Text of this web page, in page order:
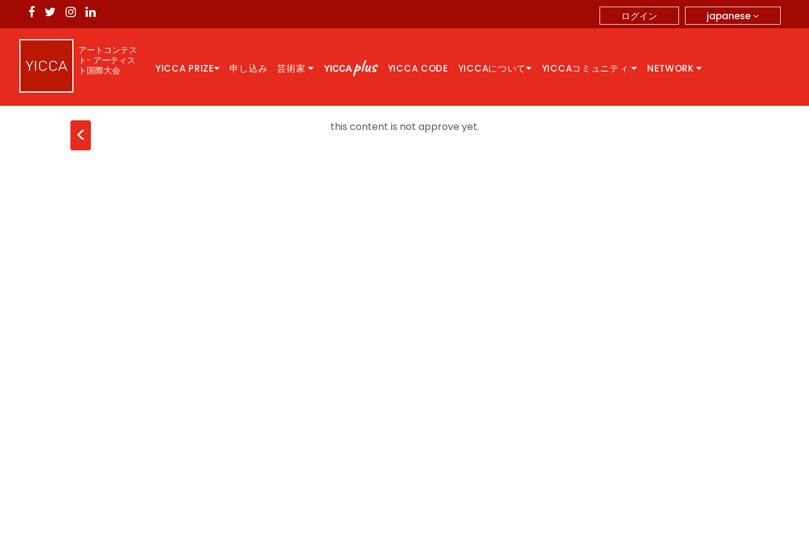
japanese
ログイン
アートコンテス
ト- アーティス
ト国際大会
YICCA PRIZE 申し込み 芸術家 YICCA CODE YICCAについて YICCAコミュニティ NETWORK
< this content is not approve yet.